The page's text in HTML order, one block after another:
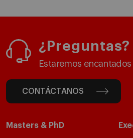
¿Preguntas?
Estaremos
CONTÁCTANOS
Masters & PhD